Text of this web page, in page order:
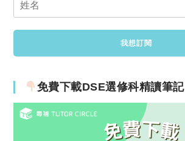
免費下載DSE選修科精讀筆記